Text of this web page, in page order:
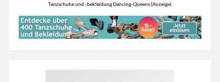
Tanzschuhe und -bekleidung Dancing-Queens (Anzeige)